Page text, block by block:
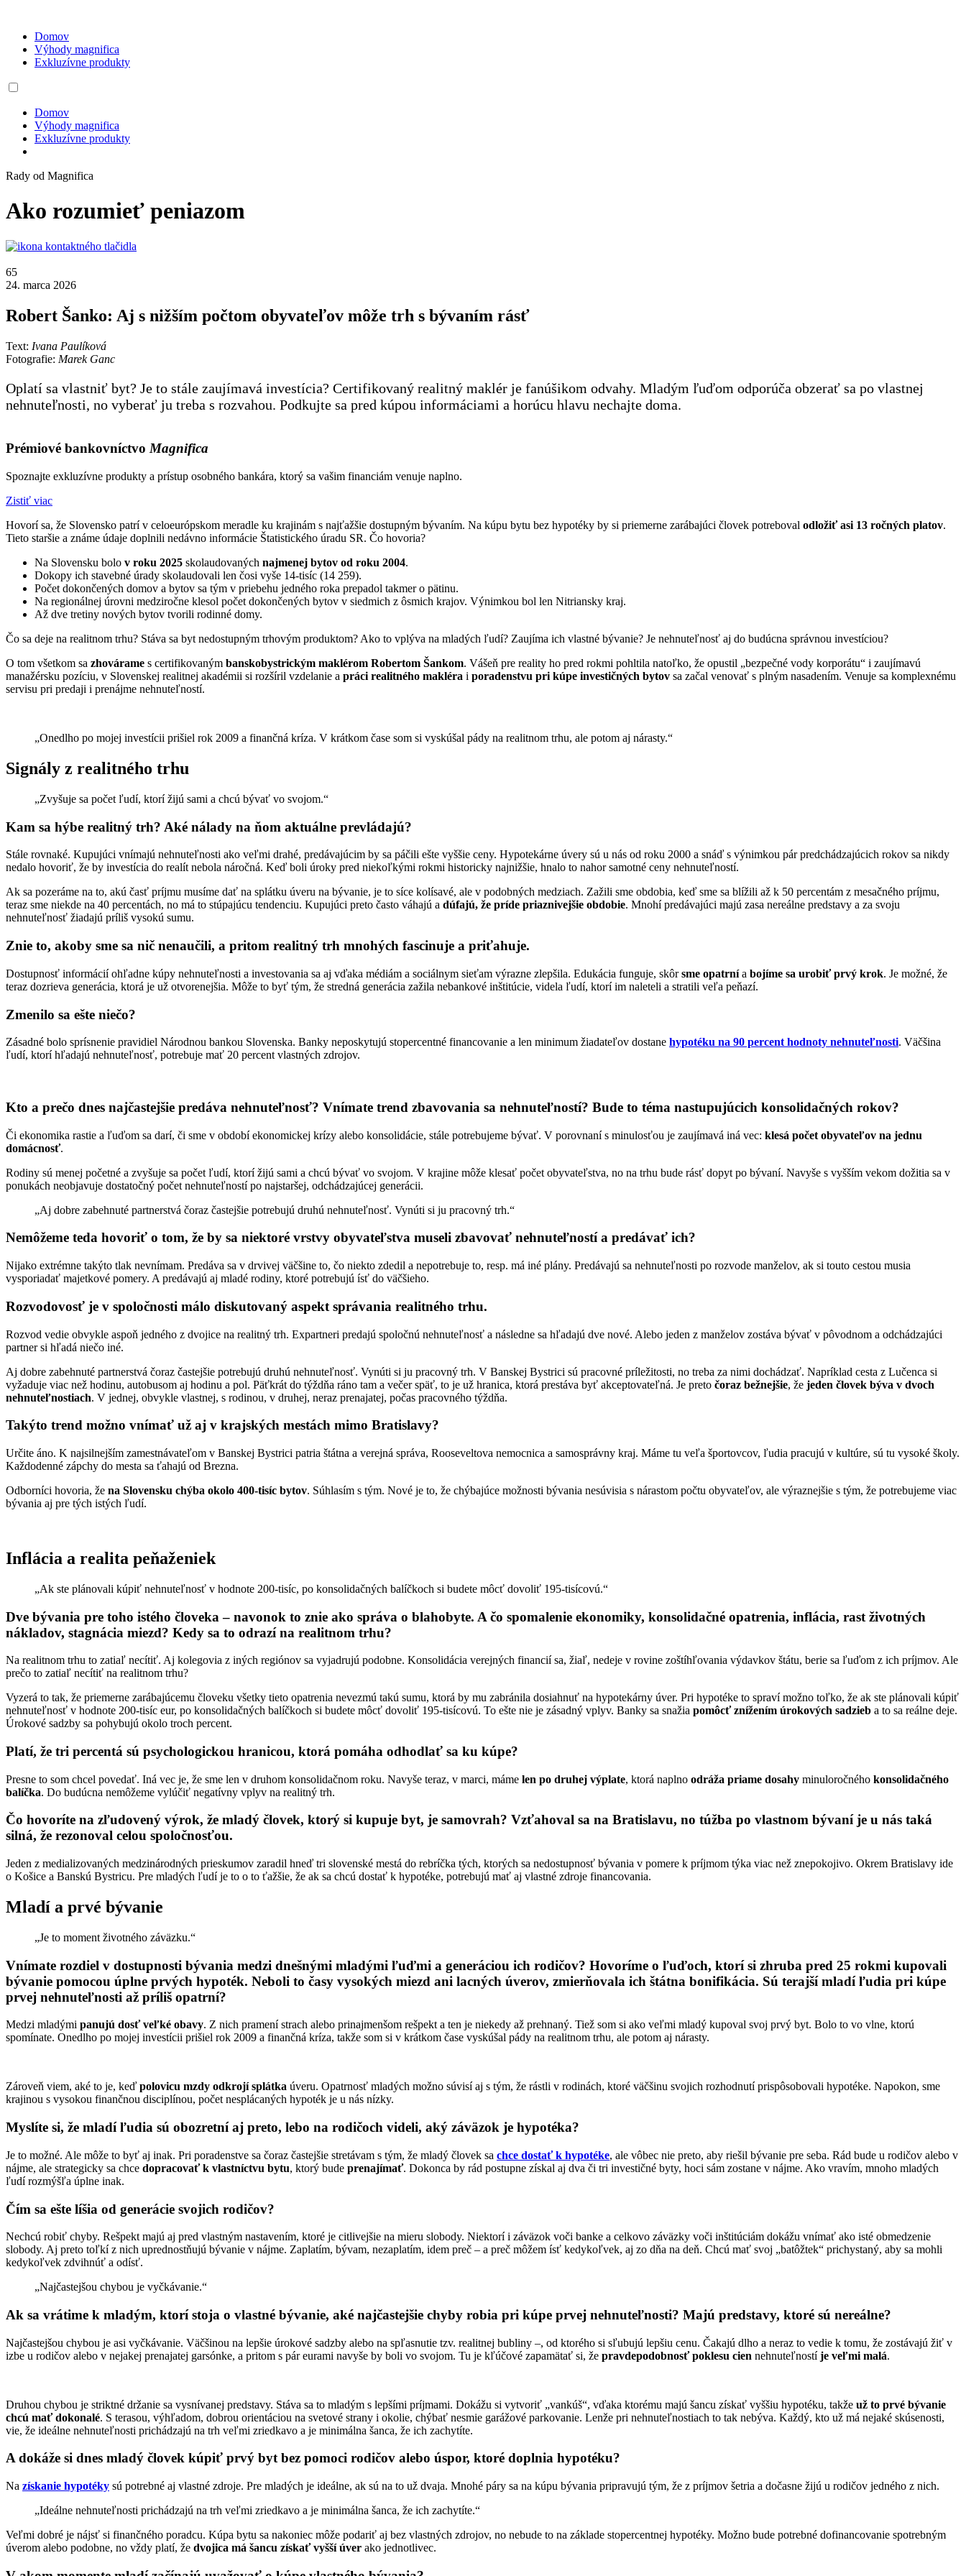
Domov
Výhody magnifica
Exkluzívne produkty
Domov
Výhody magnifica
Exkluzívne produkty
Rady od Magnifica
Ako rozumieť peniazom
65
24. marca 2026
Robert Šanko: Aj s nižším počtom obyvateľov môže trh s bývaním rásť
Text: Ivana Paulíková
Fotografie: Marek Ganc
Oplatí sa vlastniť byt? Je to stále zaujímavá investícia? Certifikovaný realitný maklér je fanúšikom odvahy. Mladým ľuďom odporúča obzerať sa po vlastnej
nehnuteľnosti, no vyberať ju treba s rozvahou. Podkujte sa pred kúpou informáciami a horúcu hlavu nechajte doma.
Prémiové bankovníctvoMagnifica
Spoznajte exkluzívne produkty a prístup osobného bankára, ktorý sa vašim financiám venuje naplno.
Zistiť viac
Hovorí sa, že Slovensko patrí v celoeurópskom meradle ku krajinám s najťažšie dostupným bývaním. Na kúpu bytu bez hypotéky by si priemerne zarábajúci človek potreboval odložiť asi 13 ročných platov.
Tieto staršie a známe údaje doplnili nedávno informácie Štatistického úradu SR. Čo hovoria?
Na Slovensku bolo v roku 2025 skolaudovaných najmenej bytov od roku 2004.
Dokopy ich stavebné úrady skolaudovali len čosi vyše 14-tisíc (14 259).
Počet dokončených domov a bytov sa tým v priebehu jedného roka prepadol takmer o pätinu.
Na regionálnej úrovni medziročne klesol počet dokončených bytov v siedmich z ôsmich krajov. Výnimkou bol len Nitriansky kraj.
Až dve tretiny nových bytov tvorili rodinné domy.
Čo sa deje na realitnom trhu? Stáva sa byt nedostupným trhovým produktom? Ako to vplýva na mladých ľudí? Zaujíma ich vlastné bývanie? Je nehnuteľnosť aj do budúcna správnou investíciou?
O tom všetkom sa zhovárame s certifikovaným banskobystrickým maklérom Robertom Šankom. Vášeň pre reality ho pred rokmi pohltila natoľko, že opustil „bezpečné vody korporátu“ i zaujímavú
manažérsku pozíciu, v Slovenskej realitnej akadémii si rozšíril vzdelanie a práci realitného makléra i poradenstvu pri kúpe investičných bytov sa začal venovať s plným nasadením. Venuje sa komplexnému
servisu pri predaji i prenájme nehnuteľností.
„Onedlho po mojej investícii prišiel rok 2009 a finančná kríza. V krátkom čase som si vyskúšal pády na realitnom trhu, ale potom aj nárasty.“
Signály z realitného trhu
„Zvyšuje sa počet ľudí, ktorí žijú sami a chcú bývať vo svojom.“
Kam sa hýbe realitný trh? Aké nálady na ňom aktuálne prevládajú?
Stále rovnaké. Kupujúci vnímajú nehnuteľnosti ako veľmi drahé, predávajúcim by sa páčili ešte vyššie ceny. Hypotekárne úvery sú u nás od roku 2000 a snáď s výnimkou pár predchádzajúcich rokov sa nikdy
nedalo hovoriť, že by investícia do realít nebola náročná. Keď boli úroky pred niekoľkými rokmi historicky najnižšie, hnalo to nahor samotné ceny nehnuteľností.
Ak sa pozeráme na to, akú časť príjmu musíme dať na splátku úveru na bývanie, je to síce kolísavé, ale v podobných medziach. Zažili sme obdobia, keď sme sa blížili až k 50 percentám z mesačného príjmu,
teraz sme niekde na 40 percentách, no má to stúpajúcu tendenciu. Kupujúci preto často váhajú a dúfajú, že príde priaznivejšie obdobie. Mnohí predávajúci majú zasa nereálne predstavy a za svoju
nehnuteľnosť žiadajú príliš vysokú sumu.
Znie to, akoby sme sa nič nenaučili, a pritom realitný trh mnohých fascinuje a priťahuje.
Dostupnosť informácií ohľadne kúpy nehnuteľnosti a investovania sa aj vďaka médiám a sociálnym sieťam výrazne zlepšila. Edukácia funguje, skôrsme opatrnía bojíme sa urobiť prvý krok. Je možné, že
teraz dozrieva generácia, ktorá je už otvorenejšia. Môže to byť tým, že stredná generácia zažila nebankové inštitúcie, videla ľudí, ktorí im naleteli a stratili veľa peňazí.
Zmenilo sa ešte niečo?
Zásadné bolo sprísnenie pravidiel Národnou bankou Slovenska. Banky neposkytujú stopercentné financovanie a len minimum žiadateľov dostane hypotéku na 90 percent hodnoty nehnuteľnosti. Väčšina
ľudí, ktorí hľadajú nehnuteľnosť, potrebuje mať 20 percent vlastných zdrojov.
Kto a prečo dnes najčastejšie predáva nehnuteľnosť? Vnímate trend zbavovania sa nehnuteľností? Bude to téma nastupujúcich konsolidačných rokov?
Či ekonomika rastie a ľuďom sa darí, či sme v období ekonomickej krízy alebo konsolidácie, stále potrebujeme bývať. V porovnaní s minulosťou je zaujímavá iná vec: klesá počet obyvateľov na jednu
domácnosť.
Rodiny sú menej početné a zvyšuje sa počet ľudí, ktorí žijú sami a chcú bývať vo svojom. V krajine môže klesať počet obyvateľstva, no na trhu bude rásť dopyt po bývaní. Navyše s vyšším vekom dožitia sa v
ponukách neobjavuje dostatočný počet nehnuteľností po najstaršej, odchádzajúcej generácii.
„Aj dobre zabehnuté partnerstvá čoraz častejšie potrebujú druhú nehnuteľnosť. Vynúti si ju pracovný trh.“
Nemôžeme teda hovoriť o tom, že by sa niektoré vrstvy obyvateľstva museli zbavovať nehnuteľností a predávať ich?
Nijako extrémne takýto tlak nevnímam. Predáva sa v drvivej väčšine to, čo niekto zdedil a nepotrebuje to, resp. má iné plány. Predávajú sa nehnuteľnosti po rozvode manželov, ak si touto cestou musia
vysporiadať majetkové pomery. A predávajú aj mladé rodiny, ktoré potrebujú ísť do väčšieho.
Rozvodovosť je v spoločnosti málo diskutovaný aspekt správania realitného trhu.
Rozvod vedie obvykle aspoň jedného z dvojice na realitný trh. Expartneri predajú spoločnú nehnuteľnosť a následne sa hľadajú dve nové. Alebo jeden z manželov zostáva bývať v pôvodnom a odchádzajúci
partner si hľadá niečo iné.
Aj dobre zabehnuté partnerstvá čoraz častejšie potrebujú druhú nehnuteľnosť. Vynúti si ju pracovný trh. V Banskej Bystrici sú pracovné príležitosti, no treba za nimi dochádzať. Napríklad cesta z Lučenca si
vyžaduje viac než hodinu, autobusom aj hodinu a pol. Päťkrát do týždňa ráno tam a večer späť, to je už hranica, ktorá prestáva byť akceptovateľná. Je preto čoraz bežnejšie, že jeden človek býva v dvoch
nehnuteľnostiach. V jednej, obvykle vlastnej, s rodinou, v druhej, neraz prenajatej, počas pracovného týždňa.
Takýto trend možno vnímať už aj v krajských mestách mimo Bratislavy?
Určite áno. K najsilnejším zamestnávateľom v Banskej Bystrici patria štátna a verejná správa, Rooseveltova nemocnica a samosprávny kraj. Máme tu veľa športovcov, ľudia pracujú v kultúre, sú tu vysoké školy.
Každodenné zápchy do mesta sa ťahajú od Brezna.
Odborníci hovoria, že na Slovensku chýba okolo 400-tisíc bytov. Súhlasím s tým. Nové je to, že chýbajúce možnosti bývania nesúvisia s nárastom počtu obyvateľov, ale výraznejšie s tým, že potrebujeme viac
bývania aj pre tých istých ľudí.
Inflácia a realita peňaženiek
„Ak ste plánovali kúpiť nehnuteľnosť v hodnote 200-tisíc, po konsolidačných balíčkoch si budete môcť dovoliť 195-tisícovú.“
Dve bývania pre toho istého človeka – navonok to znie ako správa o blahobyte. A čo spomalenie ekonomiky, konsolidačné opatrenia, inflácia, rast životných
nákladov, stagnácia miezd? Kedy sa to odrazí na realitnom trhu?
Na realitnom trhu to zatiaľ necítiť. Aj kolegovia z iných regiónov sa vyjadrujú podobne. Konsolidácia verejných financií sa, žiaľ, nedeje v rovine zoštíhľovania výdavkov štátu, berie sa ľuďom z ich príjmov. Ale
prečo to zatiaľ necítiť na realitnom trhu?
Vyzerá to tak, že priemerne zarábajúcemu človeku všetky tieto opatrenia nevezmú takú sumu, ktorá by mu zabránila dosiahnuť na hypotekárny úver. Pri hypotéke to spraví možno toľko, že ak ste plánovali kúpiť
nehnuteľnosť v hodnote 200-tisíc eur, po konsolidačných balíčkoch si budete môcť dovoliť 195-tisícovú. To ešte nie je zásadný vplyv. Banky sa snažia pomôcť znížením úrokových sadzieb a to sa reálne deje.
Úrokové sadzby sa pohybujú okolo troch percent.
Platí, že tri percentá sú psychologickou hranicou, ktorá pomáha odhodlať sa ku kúpe?
Presne to som chcel povedať. Iná vec je, že sme len v druhom konsolidačnom roku. Navyše teraz, v marci, máme len po druhej výplate, ktorá naplno odráža priame dosahy minuloročného konsolidačného
balíčka. Do budúcna nemôžeme vylúčiť negatívny vplyv na realitný trh.
Čo hovoríte na zľudovený výrok, že mladý človek, ktorý si kupuje byt, je samovrah? Vzťahoval sa na Bratislavu, no túžba po vlastnom bývaní je u nás taká
silná, že rezonoval celou spoločnosťou.
Jeden z medializovaných medzinárodných prieskumov zaradil hneď tri slovenské mestá do rebríčka tých, ktorých sa nedostupnosť bývania v pomere k príjmom týka viac než znepokojivo. Okrem Bratislavy ide
o Košice a Banskú Bystricu. Pre mladých ľudí je to o to ťažšie, že ak sa chcú dostať k hypotéke, potrebujú mať aj vlastné zdroje financovania.
Mladí a prvé bývanie
„Je to moment životného záväzku.“
Vnímate rozdiel v dostupnosti bývania medzi dnešnými mladými ľuďmi a generáciou ich rodičov? Hovoríme o ľuďoch, ktorí si zhruba pred 25 rokmi kupovali
bývanie pomocou úplne prvých hypoték. Neboli to časy vysokých miezd ani lacných úverov, zmierňovala ich štátna bonifikácia. Sú terajší mladí ľudia pri kúpe
prvej nehnuteľnosti až príliš opatrní?
Medzi mladými panujú dosť veľké obavy. Z nich pramení strach alebo prinajmenšom rešpekt a ten je niekedy až prehnaný. Tiež som si ako veľmi mladý kupoval svoj prvý byt. Bolo to vo vlne, ktorú
spomínate. Onedlho po mojej investícii prišiel rok 2009 a finančná kríza, takže som si v krátkom čase vyskúšal pády na realitnom trhu, ale potom aj nárasty.
Zároveň viem, aké to je, keď polovicu mzdy odkrojí splátka úveru. Opatrnosť mladých možno súvisí aj s tým, že rástli v rodinách, ktoré väčšinu svojich rozhodnutí prispôsobovali hypotéke. Napokon, sme
krajinou s vysokou finančnou disciplínou, počet nesplácaných hypoték je u nás nízky.
Myslíte si, že mladí ľudia sú obozretní aj preto, lebo na rodičoch videli, aký záväzok je hypotéka?
Je to možné. Ale môže to byť aj inak. Pri poradenstve sa čoraz častejšie stretávam s tým, že mladý človek sa chce dostať k hypotéke, ale vôbec nie preto, aby riešil bývanie pre seba. Rád bude u rodičov alebo v
nájme, ale strategicky sa chce dopracovať k vlastníctvu bytu, ktorý bude prenajímať. Dokonca by rád postupne získal aj dva či tri investičné byty, hoci sám zostane v nájme. Ako vravím, mnoho mladých
ľudí rozmýšľa úplne inak.
Čím sa ešte líšia od generácie svojich rodičov?
Nechcú robiť chyby. Rešpekt majú aj pred vlastným nastavením, ktoré je citlivejšie na mieru slobody. Niektorí i záväzok voči banke a celkovo záväzky voči inštitúciám dokážu vnímať ako isté obmedzenie
slobody. Aj preto toľkí z nich uprednostňujú bývanie v nájme. Zaplatím, bývam, nezaplatím, idem preč – a preč môžem ísť kedykoľvek, aj zo dňa na deň. Chcú mať svoj „batôžtek“ prichystaný, aby sa mohli
kedykoľvek zdvihnúť a odísť.
„Najčastejšou chybou je vyčkávanie.“
Ak sa vrátime k mladým, ktorí stoja o vlastné bývanie, aké najčastejšie chyby robia pri kúpe prvej nehnuteľnosti? Majú predstavy, ktoré sú nereálne?
Najčastejšou chybou je asi vyčkávanie. Väčšinou na lepšie úrokové sadzby alebo na spľasnutie tzv. realitnej bubliny –, od ktorého si sľubujú lepšiu cenu. Čakajú dlho a neraz to vedie k tomu, že zostávajú žiť v
izbe u rodičov alebo v nejakej prenajatej garsónke, a pritom s pár eurami navyše by boli vo svojom. Tu je kľúčové zapamätať si, že pravdepodobnosť poklesu cien nehnuteľnostíje veľmi malá.
Druhou chybou je striktné držanie sa vysnívanej predstavy. Stáva sa to mladým s lepšími príjmami. Dokážu si vytvoriť „vankúš“, vďaka ktorému majú šancu získať vyššiu hypotéku, takže už to prvé bývanie
chcú mať dokonalé. S terasou, výhľadom, dobrou orientáciou na svetové strany i okolie, chýbať nesmie garážové parkovanie. Lenže pri nehnuteľnostiach to tak nebýva. Každý, kto už má nejaké skúsenosti,
vie, že ideálne nehnuteľnosti prichádzajú na trh veľmi zriedkavo a je minimálna šanca, že ich zachytíte.
A dokáže si dnes mladý človek kúpiť prvý byt bez pomoci rodičov alebo úspor, ktoré doplnia hypotéku?
Na získanie hypotéky sú potrebné aj vlastné zdroje. Pre mladých je ideálne, ak sú na to už dvaja. Mnohé páry sa na kúpu bývania pripravujú tým, že z príjmov šetria a dočasne žijú u rodičov jedného z nich.
„Ideálne nehnuteľnosti prichádzajú na trh veľmi zriedkavo a je minimálna šanca, že ich zachytíte.“
Veľmi dobré je nájsť si finančného poradcu. Kúpa bytu sa nakoniec môže podariť aj bez vlastných zdrojov, no nebude to na základe stopercentnej hypotéky. Možno bude potrebné dofinancovanie spotrebným
úverom alebo podobne, no vždy platí, že dvojica má šancu získať vyšší úver ako jednotlivec.